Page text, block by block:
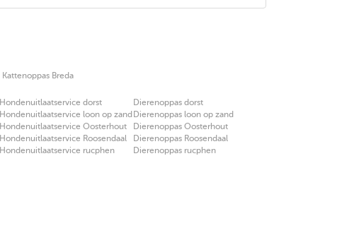
Kattenoppas Breda
Hondenuitlaatservice dorst
Hondenuitlaatservice loon op zand
Hondenuitlaatservice Oosterhout
Hondenuitlaatservice Roosendaal
Hondenuitlaatservice rucphen
Dierenoppas dorst
Dierenoppas loon op zand
Dierenoppas Oosterhout
Dierenoppas Roosendaal
Dierenoppas rucphen